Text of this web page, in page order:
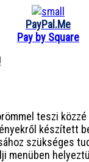
PayPal.Me
Pay by Square
teszi közzé
készített
szükséges
menüben